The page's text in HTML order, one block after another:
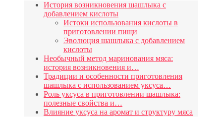
История возникновения шашлыка с
добавлением кислоты
Истоки использования кислоты в
приготовлении пищи
Эволюция шашлыка с добавлением
кислоты
Необычный метод маринования мяса:
история возникновения и…
Традиции и особенности приготовления
шашлыка с использованием уксуса…
Роль уксуса в приготовлении шашлыка:
полезные свойства и…
Влияние уксуса на аромат и структуру мяса